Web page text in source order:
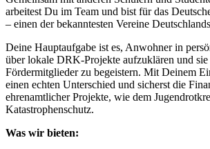
arbeitest Du im Team und bist für das
– einen der bekanntesten Vereine
Deine Hauptaufgabe ist es, Anwohner in
über lokale DRK-Projekte aufzuklären und sie
Fördermitglieder zu begeistern. Mit Deinem
einen echten Unterschied und sicherst die
ehrenamtlicher Projekte, wie dem
Katastrophenschutz.
Was wir bieten: